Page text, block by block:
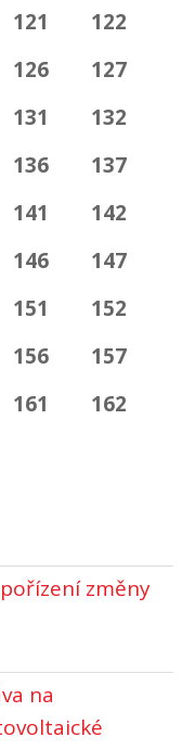
121
122
126
127
131
132
136
137
141
142
146
147
151
152
156
157
161
162
změny
na